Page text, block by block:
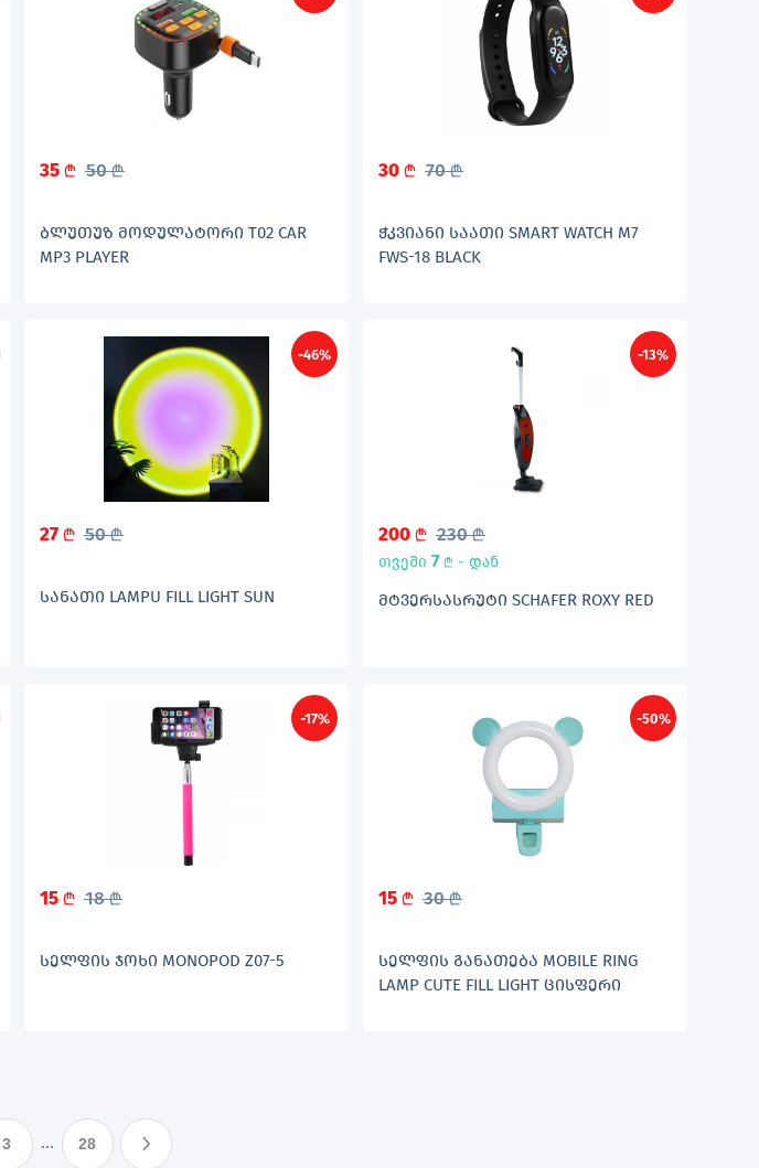
35 L 50L
ᲑᲚᲣᲗᲣᲖ ᲛᲝᲓᲣᲚᲐᲢᲝᲠᲘ T02 CAR
MP3 PLAYER
30 L 70L
ᲭᲙᲕᲘᲐᲜᲘ ᲡᲐᲐᲗᲘ SMART WATCH M7
FWS-18 BLACK
-46%
27 L 50L
ᲡᲐᲜᲐᲗᲘ LAMPU FILL LIGHT SUN
-13%
200 L 230L
თვეში 7 L - დან
ᲛᲢᲕᲔᲠᲡᲐᲡᲠᲣᲢᲘ SCHAFER ROXY RED
-17%
15 L 18L
ᲡᲔᲚᲤᲘᲡ ᲯᲝᲮᲘ MONOPOD Z07-5
-50%
15 L 30L
ᲡᲔᲚᲤᲘᲡ ᲒᲐᲜᲐᲗᲔᲑᲐ MOBILE RING
LAMP CUTE FILL LIGHT ᲪᲘᲡᲤᲔᲠᲘ
3 ... 28